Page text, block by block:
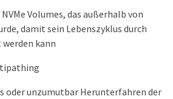
Volumes, das außerhalb von
damit sein Lebenszyklus durch
kann
oder unzumutbar Herunterfahren der